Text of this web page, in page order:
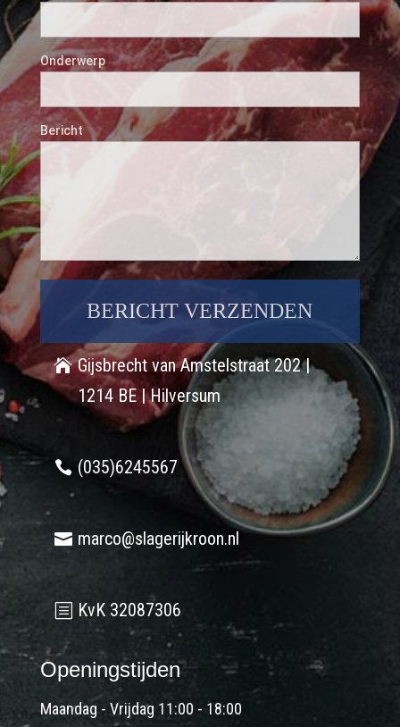
Onderwerp
Bericht
Gijsbrecht van Amstelstraat 202 |
1214 BE | Hilversum
(035)6245567
marco@slagerijkroon.nl
KvK 32087306
Openingstijden
Maandag - Vrijdag 11:00 - 18:00